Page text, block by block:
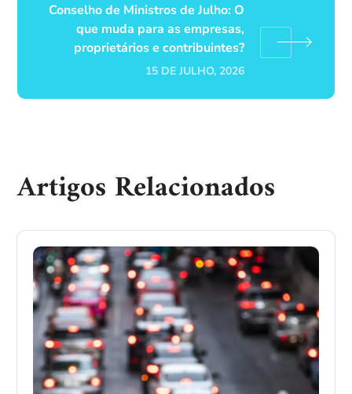
Conselho de Ministros de Julho: O
que muda para as empresas,
proprietários e contribuintes?
15 DE JULHO, 2026
Artigos Relacionados